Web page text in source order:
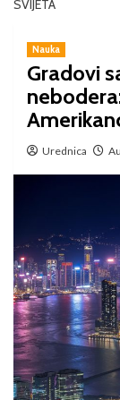
SVIJETA
Nauka
Gradovi
Urednica